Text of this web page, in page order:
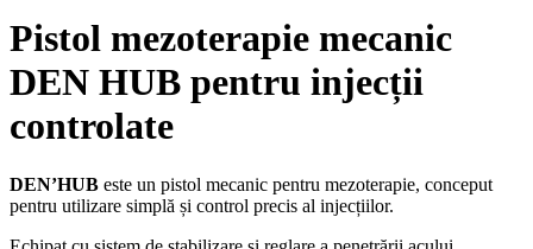
Pistol mezoterapie mecanic
DEN HUB pentru injecții
controlate
DEN’HUB este un pistol mecanic pentru mezoterapie, conceput
pentru utilizare simplă și control precis al injecțiilor.